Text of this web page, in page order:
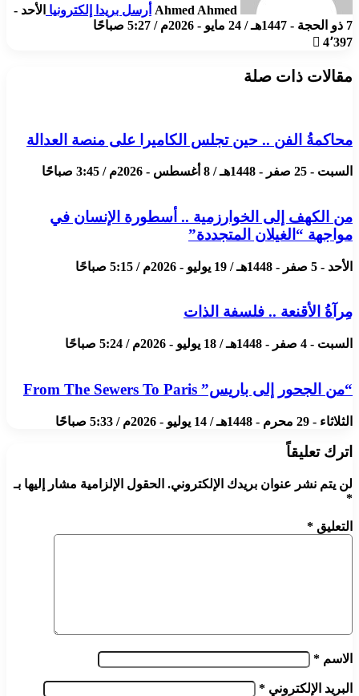
Ahmed Ahmed أرسل بريدا إلكترونيا الأحد -
7 ذو الحجة - 1447هـ / 24 مايو - 2026م / 5:27 صباحًا
4٬397
مقالات ذات صلة
محاكمةُ الفن .. حين تجلس الكاميرا على منصة العدالة
السبت - 25 صفر - 1448هـ / 8 أغسطس - 2026م / 3:45 صباحًا
من الكهف إلى الخوارزمية .. أسطورة الإنسان في
مواجهة “الغيلان المتجددة”
الأحد - 5 صفر - 1448هـ / 19 يوليو - 2026م / 5:15 صباحًا
مِرآةُ الأقنعة .. فلسفة الذات
السبت - 4 صفر - 1448هـ / 18 يوليو - 2026م / 5:24 صباحًا
“من الجحور إلى باريس” From The Sewers To Paris
الثلاثاء - 29 محرم - 1448هـ / 14 يوليو - 2026م / 5:33 صباحًا
اترك تعليقاً
لن يتم نشر عنوان بريدك الإلكتروني. الحقول الإلزامية مشار إليها بـ
*
التعليق *
الاسم *
البريد الإلكتروني *